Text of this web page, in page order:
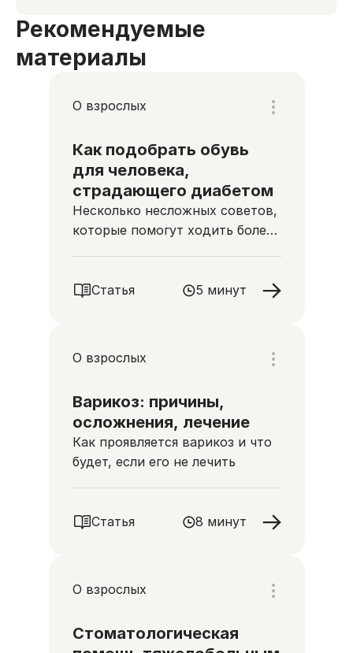
Рекомендуемые
материалы
О взрослых
Как подобрать обувь
для человека,
страдающего диабетом
Несколько несложных советов,
которые помогут ходить более
Статья 5 минут
О взрослых
Варикоз: причины,
осложнения, лечение
Как проявляется варикоз и что
будет, если его не лечить
Статья 8 минут
О взрослых
Стоматологическая